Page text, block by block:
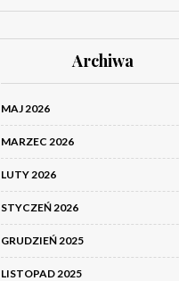
Archiwa
MAJ 2026
MARZEC 2026
LUTY 2026
STYCZEŃ 2026
GRUDZIEŃ 2025
LISTOPAD 2025